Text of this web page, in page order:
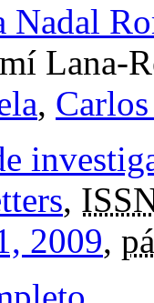
Nadal
Lana-
,
,
2009,